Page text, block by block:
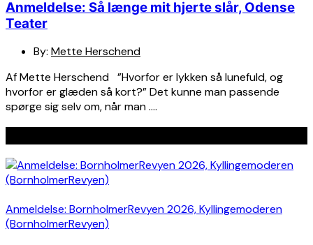
Anmeldelse: Så længe mit hjerte slår, Odense
Teater
By: Mette Herschend
Af Mette Herschend ”Hvorfor er lykken så lunefuld, og
hvorfor er glæden så kort?” Det kunne man passende
spørge sig selv om, når man ….
Anmeldelse: BornholmerRevyen 2026, Kyllingemoderen
(BornholmerRevyen)